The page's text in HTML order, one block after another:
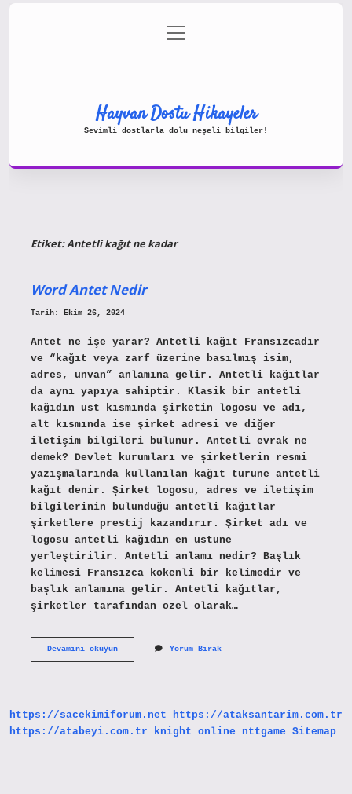
Gizlilik Politikası
menüyü
aç
Hayvan Dostu Hikayeler
Sevimli dostlarla dolu neşeli bilgiler!
Etiket:Antetli kağıt ne kadar
Word Antet Nedir
Tarih: Ekim 26, 2024
Antet ne işe yarar? Antetli kağıt Fransızcadır
ve “kağıt veya zarf üzerine basılmış isim,
adres, ünvan” anlamına gelir. Antetli kağıtlar
da aynı yapıya sahiptir. Klasik bir antetli
kağıdın üst kısmında şirketin logosu ve adı,
alt kısmında ise şirket adresi ve diğer
iletişim bilgileri bulunur. Antetli evrak ne
demek? Devlet kurumları ve şirketlerin resmi
yazışmalarında kullanılan kağıt türüne antetli
kağıt denir. Şirket logosu, adres ve iletişim
bilgilerinin bulunduğu antetli kağıtlar
şirketlere prestij kazandırır. Şirket adı ve
logosu antetli kağıdın en üstüne
yerleştirilir. Antetli anlamı nedir? Başlık
kelimesi Fransızca kökenli bir kelimedir ve
başlık anlamına gelir. Antetli kağıtlar,
şirketler tarafından özel olarak…
Devamını okuyunWord
Yorum Bırak
https://sacekimiforum.net
https://ataksantarim.com.tr
https://atabeyi.com.tr
knight online nttgame Sitemap